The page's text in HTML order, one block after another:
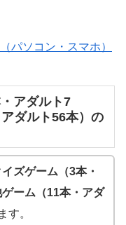
パソコン・スマホ）
アダルト7
ダルト56本）の
イズゲーム（3本・
ーム（11本・アダ
す。